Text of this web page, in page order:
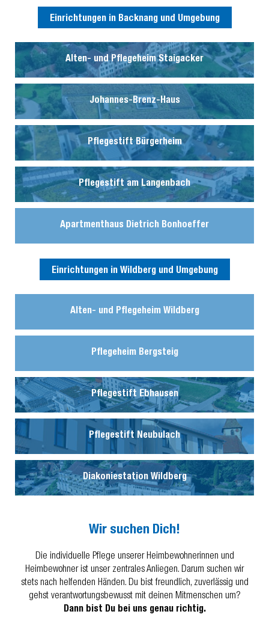
Einrichtungen in Backnang und Umgebung
Alten- und Pflegeheim Staigacker
Johannes-Brenz-Haus
Pflegestift Bürgerheim
Pflegestift am Langenbach
Apartmenthaus Dietrich Bonhoeffer
Einrichtungen in Wildberg und Umgebung
Alten- und Pflegeheim Wildberg
Pflegeheim Bergsteig
Pflegestift Ebhausen
Pflegestift Neubulach
Diakoniestation Wildberg
Wir suchen Dich!
Die individuelle Pflege unserer Heimbewohnerinnen und
Heimbewohner ist unser zentrales Anliegen. Darum suchen wir
stets nach helfenden Händen. Du bist freundlich, zuverlässig und
gehst verantwortungsbewusst mit deinen Mitmenschen um?
Dann bist Du bei uns genau richtig.